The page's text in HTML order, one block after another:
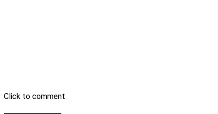
Click to comment